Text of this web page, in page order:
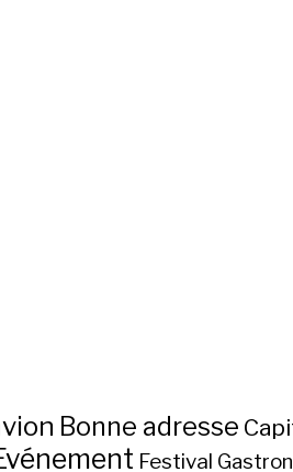
Bonne adresse
Festival